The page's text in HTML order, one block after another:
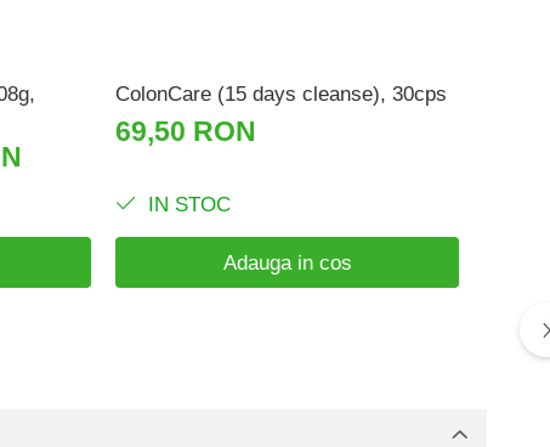
ColonCare (15 days cleanse), 30cps
69,50 RON
IN STOC
Adauga in cos